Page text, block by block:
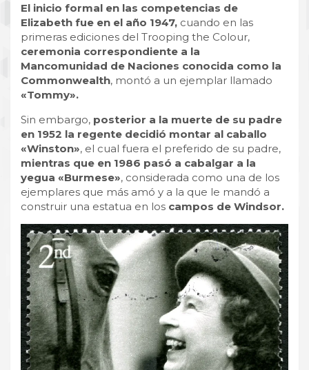
El inicio formal en las competencias de
Elizabeth fue en el año 1947, cuando en las
primeras ediciones del Trooping the Colour,
ceremonia correspondiente a la
Mancomunidad de Naciones conocida como la
Commonwealth, montó a un ejemplar llamado
«Tommy».
Sin embargo, posterior a la muerte de su padre
en 1952 la regente decidió montar al caballo
«Winston», el cual fuera el preferido de su padre,
mientras que en 1986 pasó a cabalgar a la
yegua «Burmese», considerada como una de los
ejemplares que más amó y a la que le mandó a
construir una estatua en los campos de Windsor.